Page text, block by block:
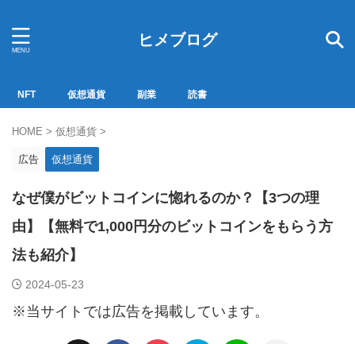
ヒメブログ
NFT 仮想通貨 副業 読書
HOME > 仮想通貨 >
広告 仮想通貨
なぜ僕がビットコインに惚れるのか？【3つの理
由】【無料で1,000円分のビットコインをもらう方
法も紹介】
2024-05-23
※当サイトでは広告を掲載しています。